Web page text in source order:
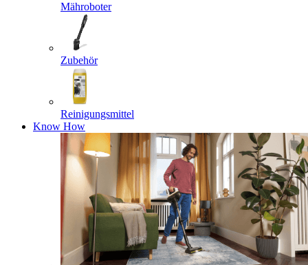
Mähroboter
Zubehör
Reinigungsmittel
Know How